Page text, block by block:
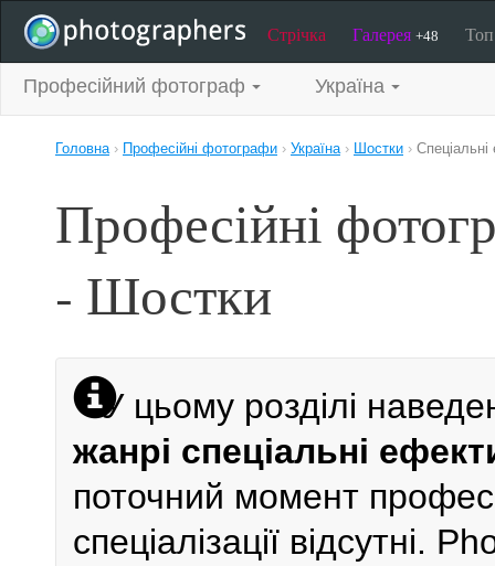
Стрічка Галерея +48
Професійний фотограф Україна
Головна› Професійні фотографи › Україна› Шостки ›
Професійні
- Шостки
У цьому розділі
жанрі спеціальні
поточний момент
спеціалізації відсутні.